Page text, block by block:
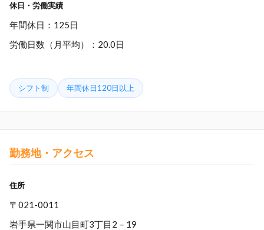
休日・労働実績
年間休日：125日
労働日数（月平均）：20.0日
シフト制 年間休日120日以上
勤務地・アクセス
住所
〒021-0011
岩手県一関市山目町3丁目2－19